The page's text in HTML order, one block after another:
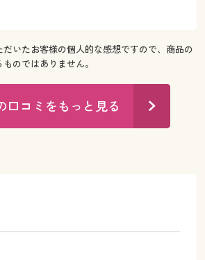
いたお客様の個人的な感想ですので、商品の
のではありません。
口コミをもっと見る